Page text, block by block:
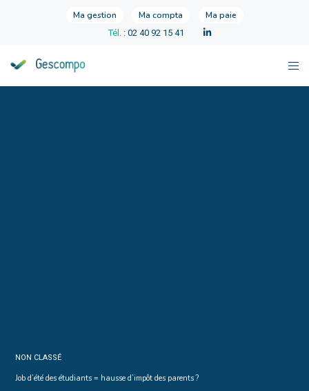
Ma gestion Ma compta Ma paie
Tél. : 02 40 92 15 41
NON CLASSÉ
Job d’été des étudiants = hausse d’impôt des parents ?